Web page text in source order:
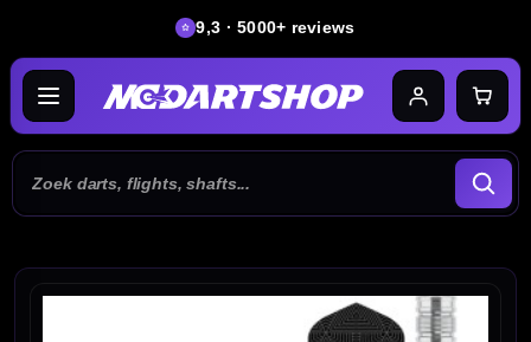
9,3 · 5000+ reviews